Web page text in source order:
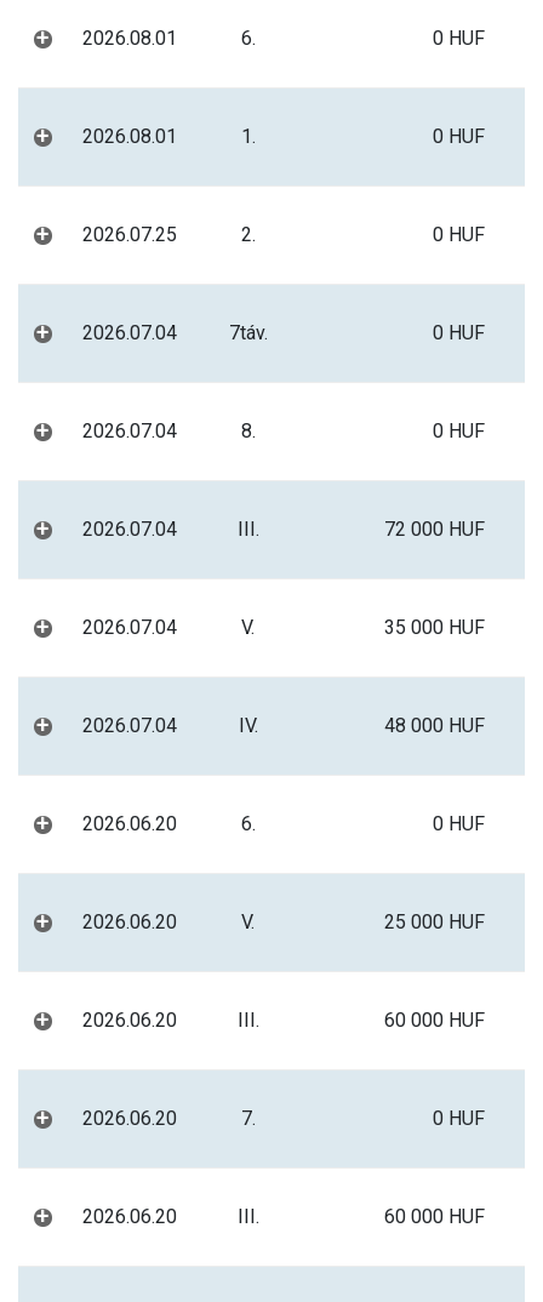
+ 2026.08.01 6. 0 HUF
+ 2026.08.01 1. 0 HUF
+ 2026.07.25 2. 0 HUF
+ 2026.07.04 7táv. 0 HUF
+ 2026.07.04 8. 0 HUF
+ 2026.07.04 III. 72 000 HUF
+ 2026.07.04 V. 35 000 HUF
+ 2026.07.04 IV. 48 000 HUF
+ 2026.06.20 6. 0 HUF
+ 2026.06.20 V. 25 000 HUF
+ 2026.06.20 III. 60 000 HUF
+ 2026.06.20 7. 0 HUF
+ 2026.06.20 III. 60 000 HUF